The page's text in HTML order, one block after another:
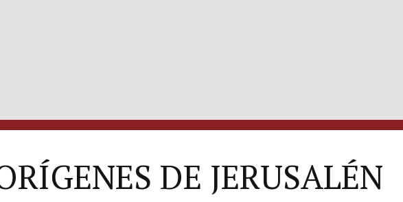
DE JERUSALÉN